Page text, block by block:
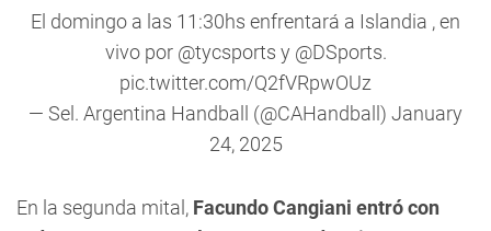
El domingo a las 11:30hs enfrentará a Islandia , en
vivo por @tycsports y @DSports.
pic.twitter.com/Q2fVRpwOUz
— Sel. Argentina Handball (@CAHandball) January
24, 2025
En la segunda mital, Facundo Cangiani entró con